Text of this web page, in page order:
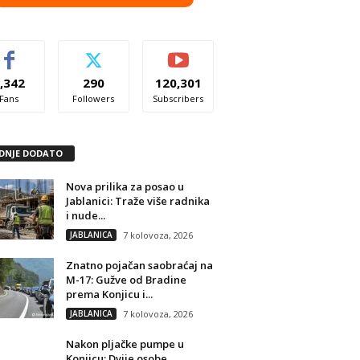
Fans
290
Followers
120,301
Subscribers
DODATO
Nova prilika za posao u
Jablanici: Traže više radnika
i nude...
JABLANICA 7 kolovoza, 2026
Znatno pojačan saobraćaj na
M-17: Gužve od Bradine
prema Konjicu i...
JABLANICA 7 kolovoza, 2026
Nakon pljačke pumpe u